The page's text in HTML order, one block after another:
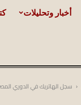
أخبار وتحليلات
سجل الهاتريك في الدوري